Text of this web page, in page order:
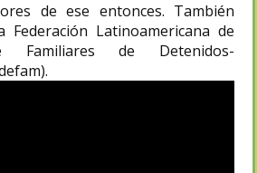
de ese entonces. También
Latinoamericana de
Familiares de Detenidos-